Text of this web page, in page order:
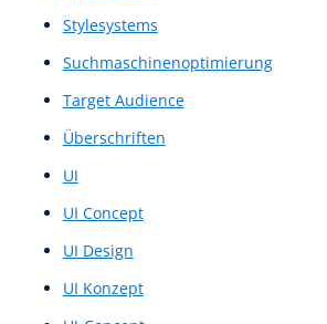
One-Pager
Pixelgenauer Wireframe
Plattform
Plattformen
POC